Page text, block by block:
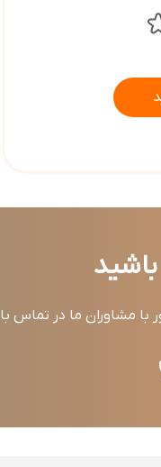
باشید
با مشاوران ما در تماس